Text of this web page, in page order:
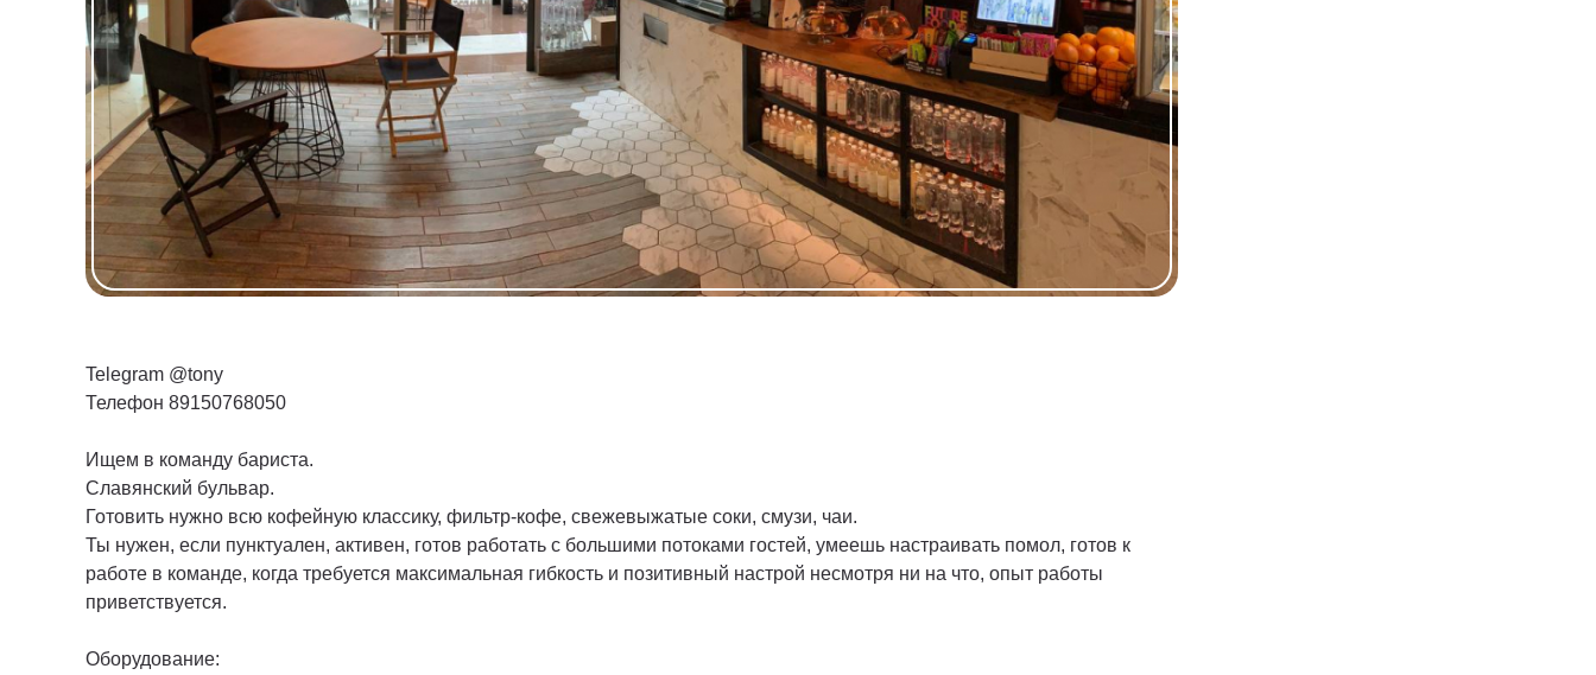
Telegram @tony
Телефон 89150768050
Ищем в команду бариста.
Славянский бульвар.
Готовить нужно всю кофейную классику, фильтр-кофе, свежевыжатые соки, смузи, чаи.
Ты нужен, если пунктуален, активен, готов работать с большими потоками гостей, умеешь настраивать помол, готов к
работе в команде, когда требуется максимальная гибкость и позитивный настрой несмотря ни на что, опыт работы
приветствуется.
Оборудование: